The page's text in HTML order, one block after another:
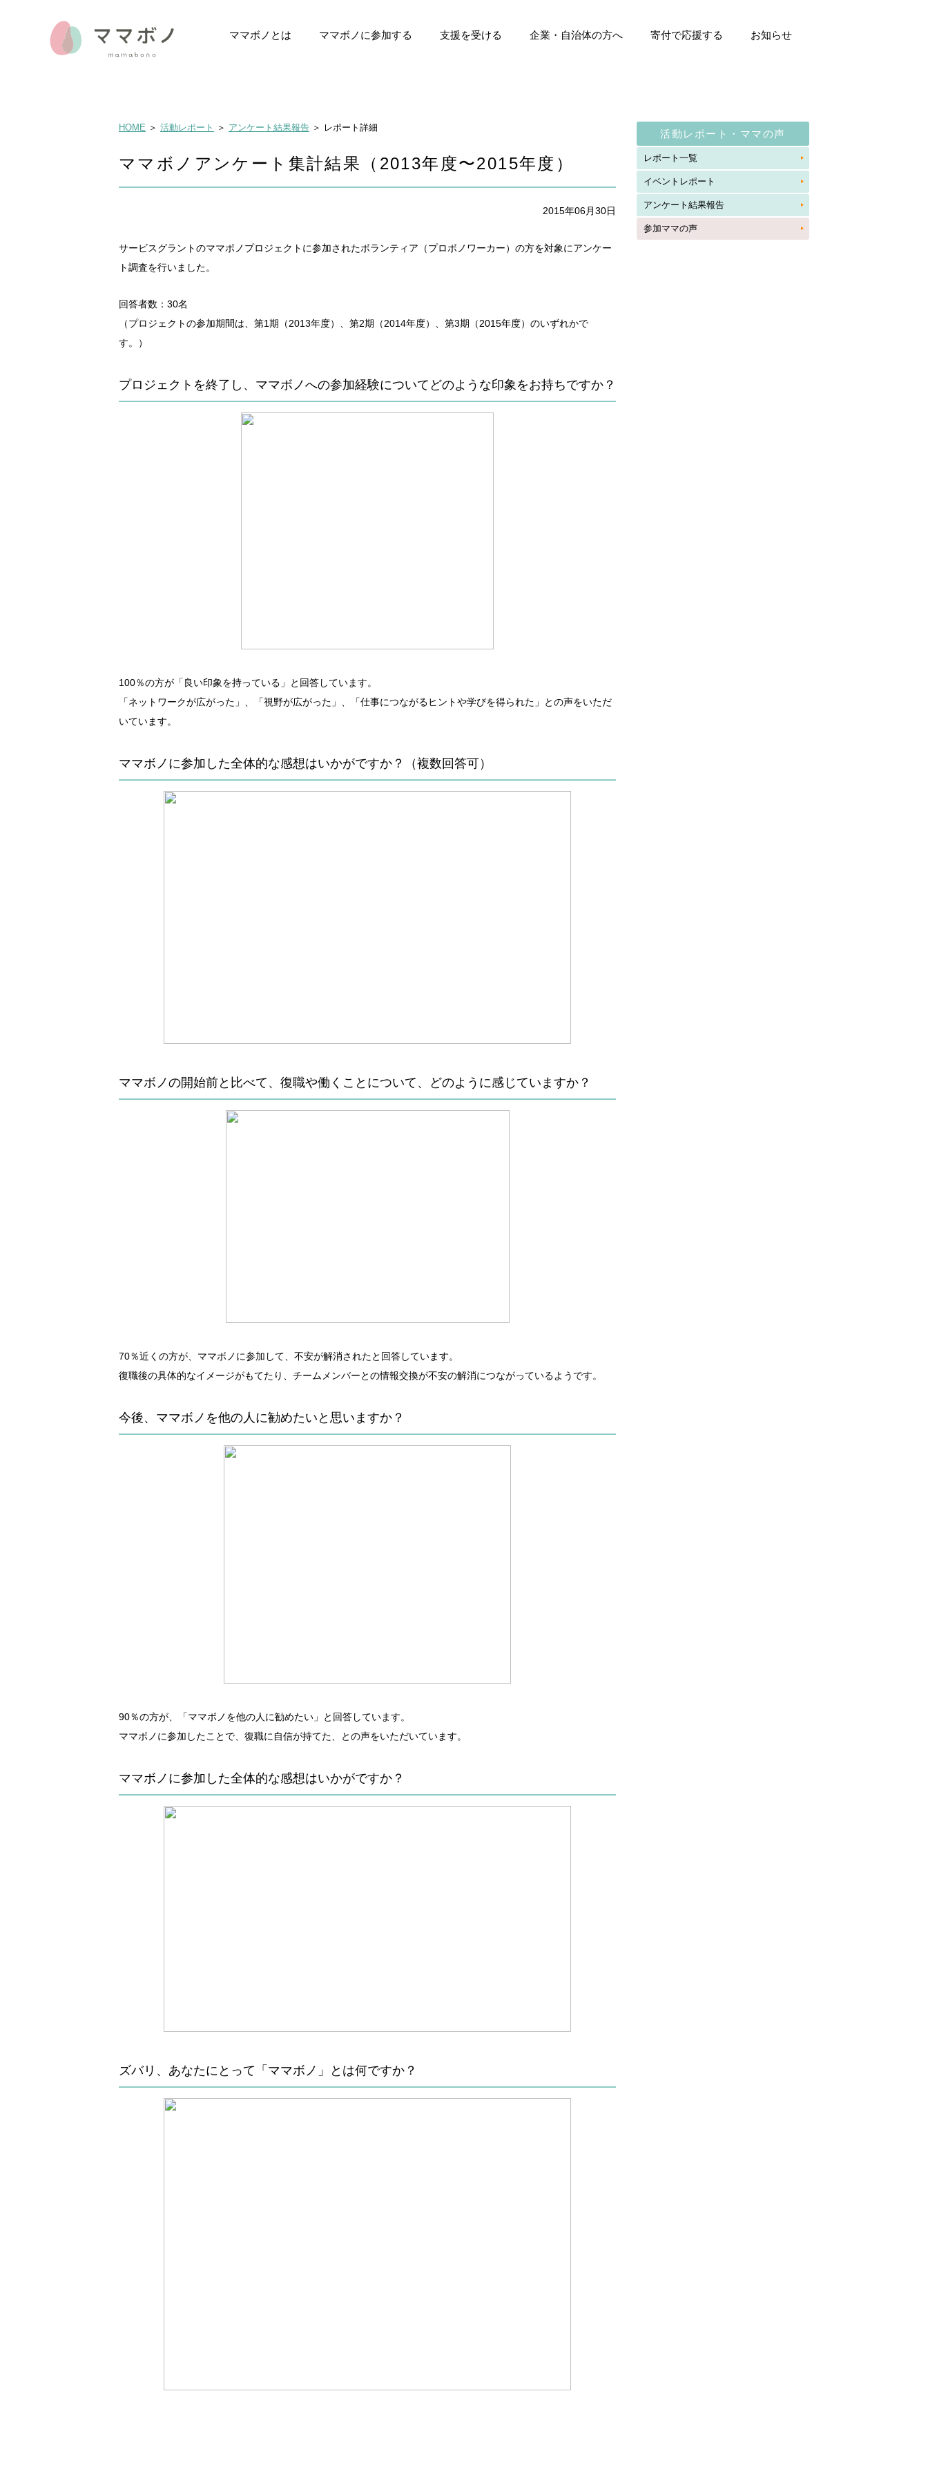
ママボノとは ママボノに参加する 支援を受ける 企業・自治体の方へ 寄付で応援する お知らせ
HOME ＞ 活動レポート ＞ アンケート結果報告 ＞ レポート詳細
ママボノアンケート集計結果（2013年度〜2015年度）
2015年06月30日
サービスグラントのママボノプロジェクトに参加されたボランティア（プロボノワーカー）の方を対象にアンケー
ト調査を行いました。
回答者数：30名
（プロジェクトの参加期間は、第1期（2013年度）、第2期（2014年度）、第3期（2015年度）のいずれかで
す。）
プロジェクトを終了し、ママボノへの参加経験についてどのような印象をお持ちですか？
100％の方が「良い印象を持っている」と回答しています。
「ネットワークが広がった」、「視野が広がった」、「仕事につながるヒントや学びを得られた」との声をいただ
いています。
ママボノに参加した全体的な感想はいかがですか？（複数回答可）
ママボノの開始前と比べて、復職や働くことについて、どのように感じていますか？
70％近くの方が、ママボノに参加して、不安が解消されたと回答しています。
復職後の具体的なイメージがもてたり、チームメンバーとの情報交換が不安の解消につながっているようです。
今後、ママボノを他の人に勧めたいと思いますか？
90％の方が、「ママボノを他の人に勧めたい」と回答しています。
ママボノに参加したことで、復職に自信が持てた、との声をいただいています。
ママボノに参加した全体的な感想はいかがですか？
ズバリ、あなたにとって「ママボノ」とは何ですか？
活動レポート・ママの声
レポート一覧
イベントレポート
アンケート結果報告
参加ママの声